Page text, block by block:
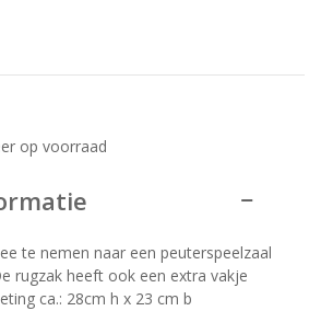
op voorraad
te nemen naar een peuterspeelzaal
rugzak heeft ook een extra vakje
ca.: 28cm h x 23 cm b